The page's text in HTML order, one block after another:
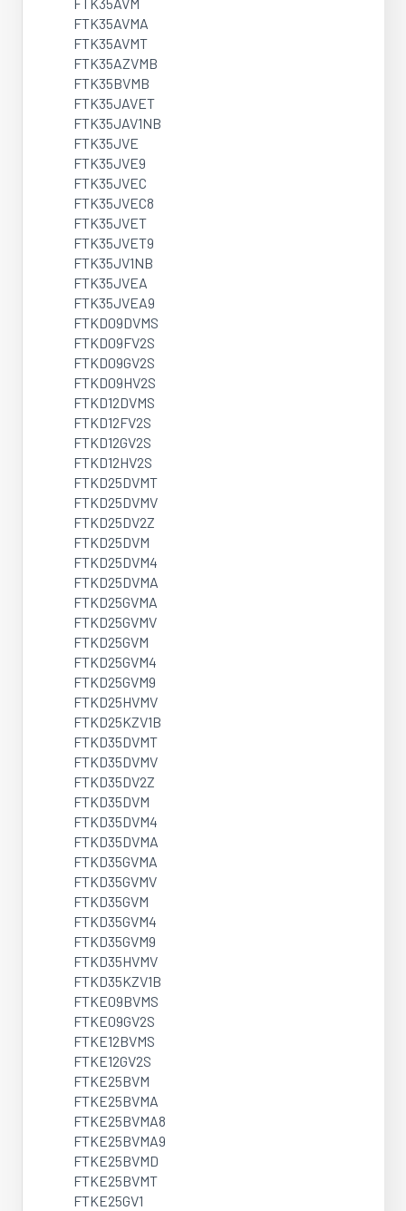
FTK35AVM
FTK35AVMA
FTK35AVMT
FTK35AZVMB
FTK35BVMB
FTK35JAVET
FTK35JAV1NB
FTK35JVE
FTK35JVE9
FTK35JVEC
FTK35JVEC8
FTK35JVET
FTK35JVET9
FTK35JV1NB
FTK35JVEA
FTK35JVEA9
FTKD09DVMS
FTKD09FV2S
FTKD09GV2S
FTKD09HV2S
FTKD12DVMS
FTKD12FV2S
FTKD12GV2S
FTKD12HV2S
FTKD25DVMT
FTKD25DVMV
FTKD25DV2Z
FTKD25DVM
FTKD25DVM4
FTKD25DVMA
FTKD25GVMA
FTKD25GVMV
FTKD25GVM
FTKD25GVM4
FTKD25GVM9
FTKD25HVMV
FTKD25KZV1B
FTKD35DVMT
FTKD35DVMV
FTKD35DV2Z
FTKD35DVM
FTKD35DVM4
FTKD35DVMA
FTKD35GVMA
FTKD35GVMV
FTKD35GVM
FTKD35GVM4
FTKD35GVM9
FTKD35HVMV
FTKD35KZV1B
FTKE09BVMS
FTKE09GV2S
FTKE12BVMS
FTKE12GV2S
FTKE25BVM
FTKE25BVMA
FTKE25BVMA8
FTKE25BVMA9
FTKE25BVMD
FTKE25BVMT
FTKE25GV1